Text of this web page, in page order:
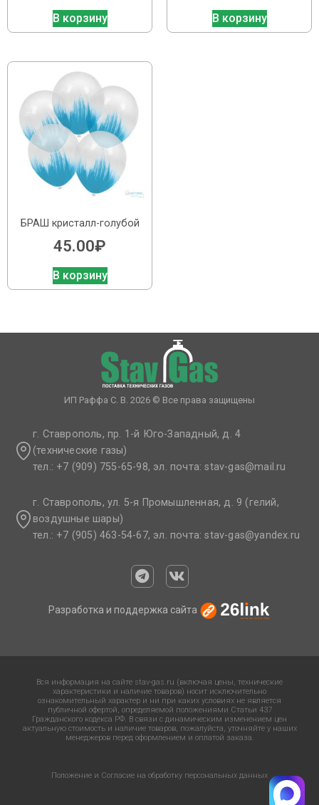
В корзину В корзину
БРАШ кристалл-голубой
45.00₽
В корзину
ИП Раффа С. В. 2026 © Все права защищены
г. Ставрополь, пр. 1-й Юго-Западный, д. 4
(технические газы)
тел.: +7 (909) 755-65-98, эл. почта: stav-gas@mail.ru​
г. Ставрополь, ул. 5-я Промышленная, д. 9 (гелий,
воздушные шары)
тел.: +7 (905) 463-54-67, эл. почта: stav-gas@yandex.ru​
Разработка и поддержка сайта
Вся информация на сайте stav-gas.ru (включая цены, технические
характеристики и наличие товаров) носит исключительно
ознакомительный характер и ни при каких условиях не является
публичной офертой, определяемой положениями Статьи 437
Гражданского кодекса РФ. В связи с динамическим изменением цен
актуальную стоимость и наличие товаров, пожалуйста, уточняйте у наших
менеджеров перед оформлением и оплатой заказа.
Положение и Согласие на обработку персональных данных